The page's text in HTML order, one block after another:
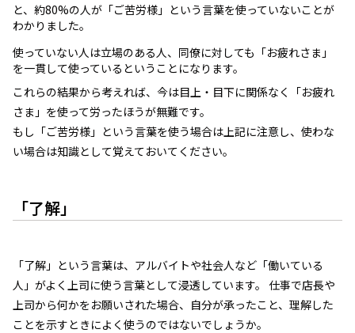
と、約80%の人が「ご苦労様」という言葉を使っていないことが
わかりました。
使っていない人は立場のある人、同僚に対しても「お疲れさま」
を一貫して使っているということになります。
これらの結果から考えれば、今は目上・目下に関係なく「お疲れ
さま」を使って労ったほうが無難です。
もし「ご苦労様」という言葉を使う場合は上記に注意し、使わな
い場合は知識として覚えておいてください。
「了解」
「了解」という言葉は、アルバイトや社会人など「働いている
人」がよく上司に使う言葉として浸透しています。 仕事で店長や
上司から何かをお願いされた場合、自分が承ったこと、理解した
ことを示すときによく使うのではないでしょうか。